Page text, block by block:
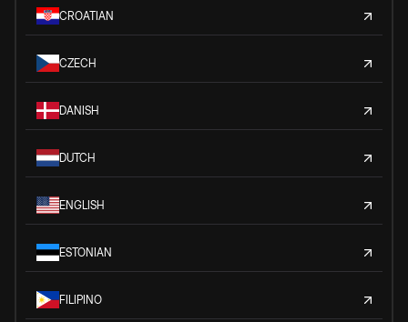
CROATIAN
CZECH
DANISH
DUTCH
ENGLISH
ESTONIAN
FILIPINO